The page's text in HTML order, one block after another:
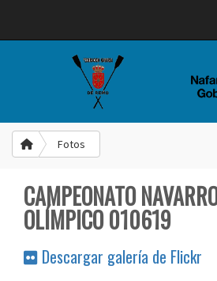
Fotos
CAMPEONATO
OLÍMPICO 010619
Descargar galería de Flickr